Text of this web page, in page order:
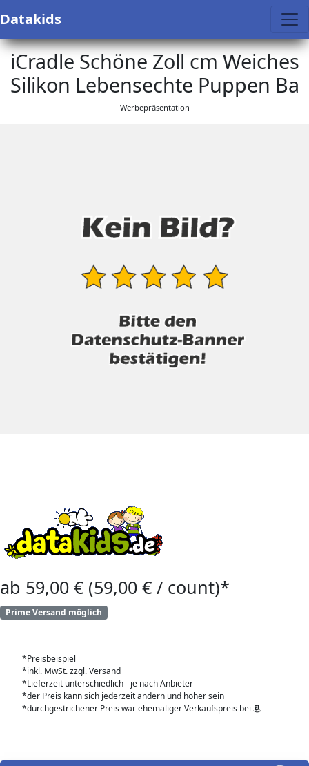
Datakids
iCradle Schöne Zoll cm Weiches
Silikon Lebensechte Puppen Ba
Werbepräsentation
ab 59,00 € (59,00 € / count)*
Prime Versand möglich
*Preisbeispiel
*inkl. MwSt. zzgl. Versand
*Lieferzeit unterschiedlich - je nach Anbieter
*der Preis kann sich jederzeit ändern und höher sein
*durchgestrichener Preis war ehemaliger Verkaufspreis bei